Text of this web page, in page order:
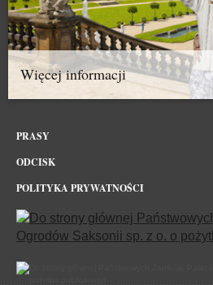
Więcej informacji
PRASY
ODCISK
POLITYKA PRYWATNOŚCI